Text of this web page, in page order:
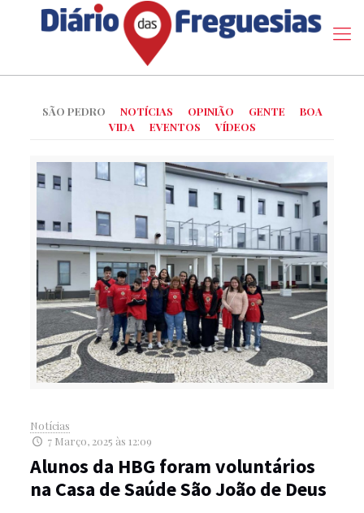
SÃO PEDRO NOTÍCIAS OPINIÃO GENTE
BOA
VIDA
EVENTOS VÍDEOS
Notícias
7 Março, 2025 às 12:09
Alunos da HBG foram voluntários
na Casa de Saúde São João de Deus